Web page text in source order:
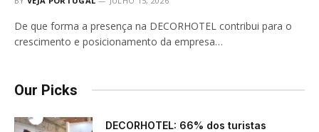
De que forma a presença na DECORHOTEL contribui para o
crescimento e posicionamento da empresa…
Our Picks
DECORHOTEL: 66% dos turistas